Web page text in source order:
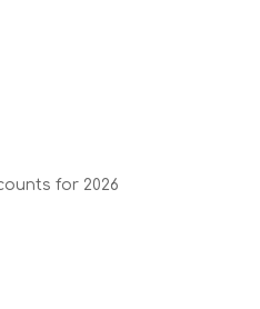
for 2026